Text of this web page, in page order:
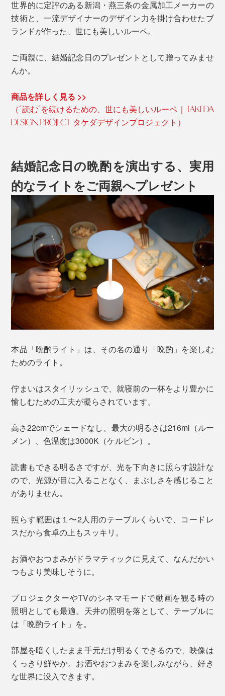
世界的に定評のある新潟・燕三条の金属加工メーカーの
技術と、一流デザイナーのデザイン力を掛け合わせたブ
ランドが作った、世にも美しいルーペ。
ご両親に、結婚記念日のプレゼントとして贈ってみませ
んか。
商品を詳しく見る >>
（“読む”を続けるための、世にも美しいルーペ｜TAKEDA
DESIGN PROJECT タケダデザインプロジェクト）
結婚記念日の晩酌を演出する、実用
的なライトをご両親へプレゼント
本品「晩酌ライト」は、その名の通り「晩酌」を楽しむ
ためのライト。
佇まいはスタイリッシュで、就寝前の一杯をより豊かに
愉しむための工夫が凝らされています。
高さ22cmでシェードなし、最大の明るさは216ml（ルー
メン）、色温度は3000K（ケルビン）。
読書もできる明るさですが、光を下向きに照らす設計な
ので、光源が目に入ることなく、まぶしさを感じること
がありません。
照らす範囲は１〜2人用のテーブルくらいで、コードレ
スだから食卓の上もスッキリ。
お酒やおつまみがドラマティックに見えて、なんだかい
つもより美味しそうに。
プロジェクターやTVのシネマモードで動画を観る時の
照明としても最適。天井の照明を落として、テーブルに
は「晩酌ライト」を。
部屋を暗くしたまま手元だけ明るくできるので、映像は
くっきり鮮やか。お酒やおつまみを楽しみながら、好き
な世界に没入できます。